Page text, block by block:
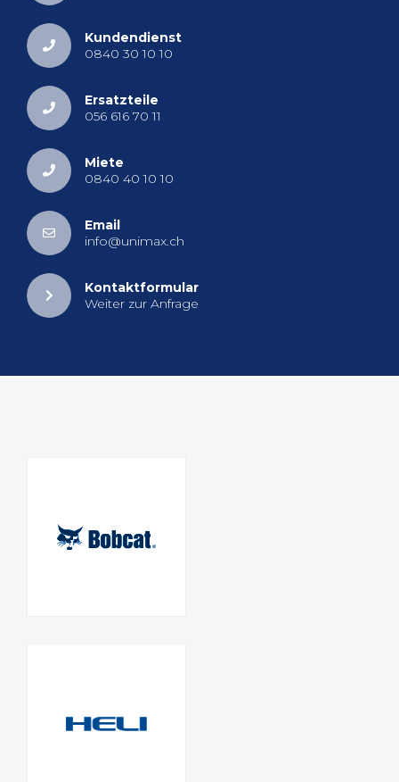
Kun­den­dienst
0840 30 10 10
Er­satz­tei­le
056 616 70 11
Miete
0840 40 10 10
Email
info@​unimax.​ch
Kon­takt­for­mu­lar
Wei­ter zur An­fra­ge